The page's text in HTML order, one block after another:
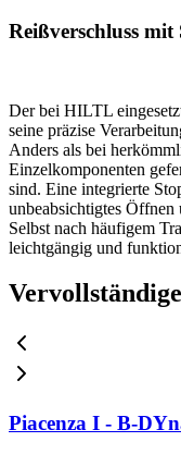
Reißverschluss
Der bei HILTL
seine präzise
Anders als bei
Einzelkomponenten
sind. Eine integrierte
unbeabsichtigtes
Selbst nach häufigem
leichtgängig und
Piacenza I - B-